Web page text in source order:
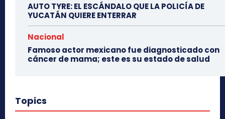
AUTO TYRE: EL ESCÁNDALO QUE LA POLICÍA DE
YUCATÁN QUIERE ENTERRAR
Nacional
Famoso actor mexicano fue diagnosticado con
cáncer de mama; este es su estado de salud
Topics